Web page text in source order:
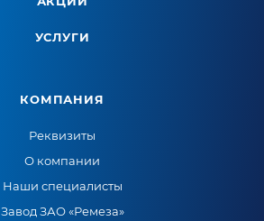
УСЛУГИ
КОМПАНИЯ
Реквизиты
О компании
Наши специалисты
Завод ЗАО «Ремеза»